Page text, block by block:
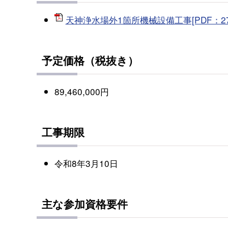
天神浄水場外1箇所機械設備工事[PDF：
予定価格（税抜き）
89,460,000円
工事期限
令和8年3月10日
主な参加資格要件